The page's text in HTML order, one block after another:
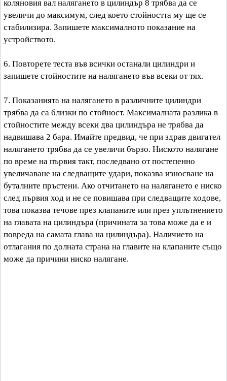
коляновия вал налягането в цилиндър 8 трябва да се
увеличи до максимум, след което стойността му ще се
стабилизира. Запишете максималното показание на
устройството.
6. Повторете теста във всички останали цилиндри и
запишете стойностите на налягането във всеки от тях.
7. Показанията на налягането в различните цилиндри
трябва да са близки по стойност. Максималната разлика в
стойностите между всеки два цилиндъра не трябва да
надвишава 2 бара. Имайте предвид, че при здрав двигател
налягането трябва да се увеличи бързо. Ниското налягане
по време на първия такт, последвано от постепенно
увеличаване на следващите удари, показва износване на
буталните пръстени. Ако отчитането на налягането е ниско
след първия ход и не се повишава при следващите ходове,
това показва течове през клапаните или през уплътнението
на главата на цилиндъра (причината за това може да е и
повреда на самата глава на цилиндъра). Наличието на
отлагания по долната страна на главите на клапаните също
може да причини ниско налягане.